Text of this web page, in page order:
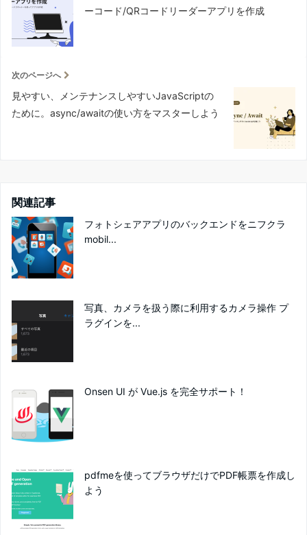
ーコード/QRコードリーダーアプリを作成
次のページへ
見やすい、メンテナンスしやすいJavaScriptの
ために。async/awaitの使い方をマスターしよう
関連記事
フォトシェアアプリのバックエンドをニフクラ
mobil...
写真、カメラを扱う際に利用するカメラ操作 プ
ラグインを...
Onsen UI が Vue.js を完全サポート！
pdfmeを使ってブラウザだけでPDF帳票を作成し
よう